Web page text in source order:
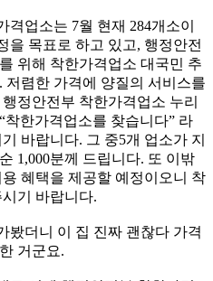
업소는 7월 현재 284개소이
을 목표로 하고 있고, 행정안전
위해 착한가격업소 대국민 추
렴한 가격에 양질의 서비스를
정안전부 착한가격업소 누리
한가격업소를 찾습니다” 라
바랍니다. 그 중5개 업소가 지
1,000분께 드립니다. 또 이밖
혜택을 제공할 예정이오니 착
기 바랍니다.
더니 이 집 진짜 괜찮다 가격
거군요.